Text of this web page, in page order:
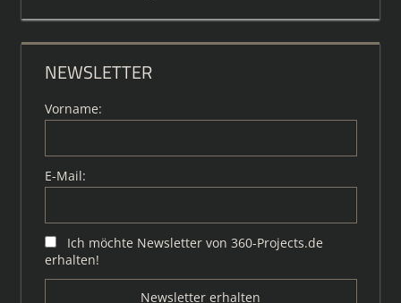
NEWSLETTER
Vorname:
E-Mail:
Ich möchte Newsletter von 360-Projects.de
erhalten!